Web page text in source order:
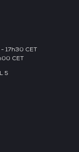
17h30 CET
CET
5